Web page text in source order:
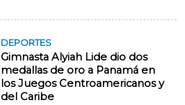
DEPORTES
Gimnasta Alyiah Lide dio dos
medallas de oro a Panamá en
los Juegos Centroamericanos y
del Caribe